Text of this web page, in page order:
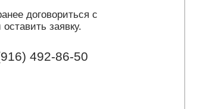
договориться с
заявку.
492-86-50